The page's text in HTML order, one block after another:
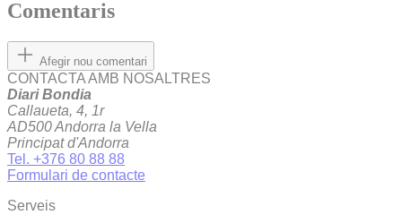
Comentaris
Afegir nou comentari
CONTACTA AMB NOSALTRES
Diari Bondia
Callaueta, 4, 1r
AD500 Andorra la Vella
Principat d'Andorra
Tel. +376 80 88 88
Formulari de contacte
Serveis